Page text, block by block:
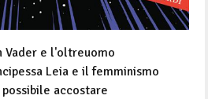
Vader e l'oltreuomo
Leia e il femminismo
accostare